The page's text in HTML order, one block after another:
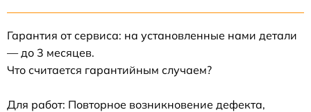
Гарантия от сервиса: на установленные нами детали
— до 3 месяцев.
Что считается гарантийным случаем?
Для работ: Повторное возникновение дефекта,